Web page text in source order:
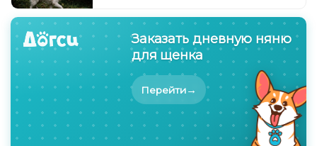
Заказать дневную няню
для щенка
Перейти→